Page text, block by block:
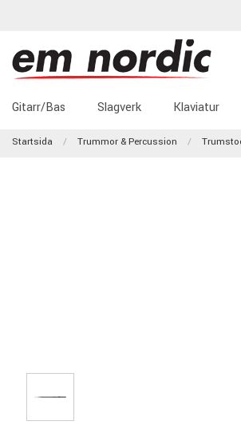
Gitarr/Bas Slagverk Klaviatur
Startsida Trummor & Percussion